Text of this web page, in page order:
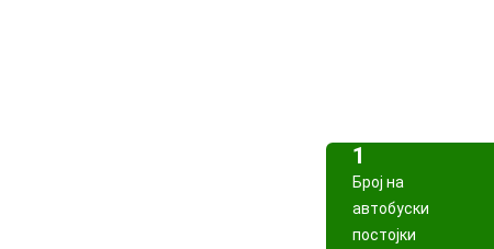
1
Број на
автобуски
постојки